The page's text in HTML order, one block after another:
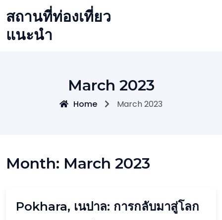
to
content
สถานที่ท่องเที่ยว
แนะนำ
March 2023
Home March 2023
Month: March 2023
Pokhara, เนปาล: การกลับมาสู่โลก